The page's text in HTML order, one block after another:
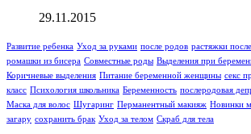
29.11.2015
Развитие ребенка Уход за руками после родов растяжки
ромашки из бисера Совместные роды Выделения при
Коричневые выделения Питание беременной женщины секс
класс Психология школьника Беременность послеродовая
Маска для волос Шугаринг Перманентный макияж Новинки
загару сохранить брак Уход за телом Скраб для тела